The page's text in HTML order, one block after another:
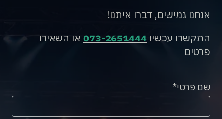
אנחנו גמישים, דברו איתנו!
התקשרו עכשיו 073-2651444 או השאירו
פרטים
שם פרטי